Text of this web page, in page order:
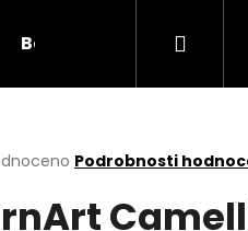
Bambule Háčky
Hledat
Podrobnosti